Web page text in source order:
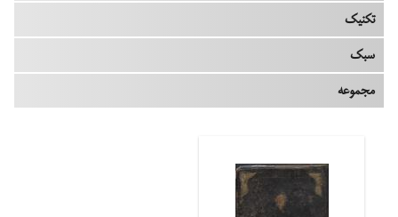
تکنیک
سبک
مجموعه